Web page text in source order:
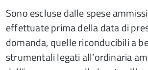
Sono escluse dalle spese
effettuate prima della data di
domanda, quelle riconducibili a
strumentali legati all’ordinaria